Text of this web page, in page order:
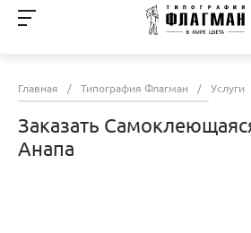
Главная / Типография Флагман / Услуги
Заказать
Анапа